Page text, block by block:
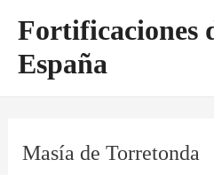
contenido
Fortificaciones
España
Masía de Torretonda
de
entradas